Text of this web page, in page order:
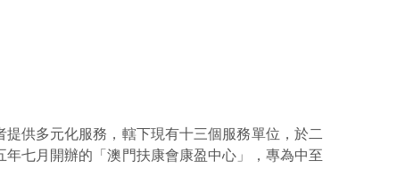
供多元化服務，轄下現有十三個服務單位，於二
七月開辦的「澳門扶康會康盈中心」，專為中至